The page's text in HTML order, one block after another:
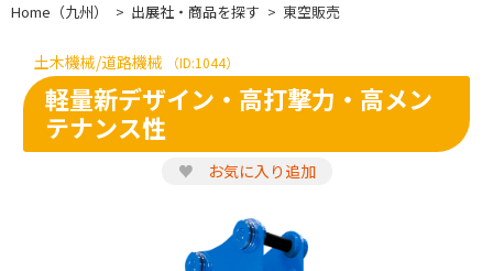
Home（九州） 出展社・商品を探す 東空販売
土木機械/道路機械 （ID:1044）
軽量新デザイン・高打撃力・高メン
テナンス性
♥ お気に入り追加